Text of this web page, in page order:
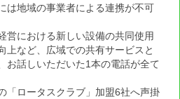
ェック
は地域の事業者による連携が不可
営における新しい設備の共同使用
上など、広域での共有サービスと
お話しいただいた1本の電話が全て
「ロータスクラブ」加盟6社へ声掛